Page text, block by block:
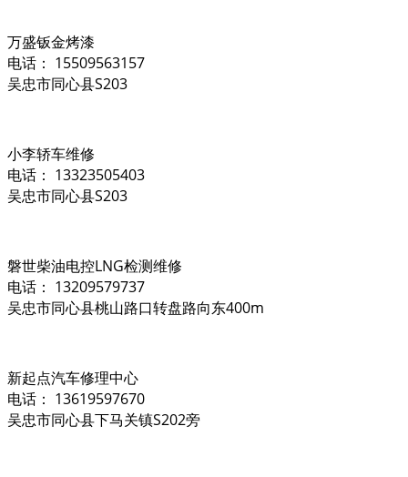
万盛钣金烤漆
电话： 15509563157
吴忠市同心县S203
小李轿车维修
电话： 13323505403
吴忠市同心县S203
磐世柴油电控LNG检测维修
电话： 13209579737
吴忠市同心县桃山路口转盘路向东400m
新起点汽车修理中心
电话： 13619597670
吴忠市同心县下马关镇S202旁